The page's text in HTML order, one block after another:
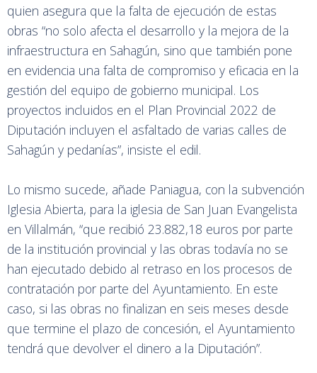
quien asegura que la falta de ejecución de estas
obras “no solo afecta el desarrollo y la mejora de la
infraestructura en Sahagún, sino que también pone
en evidencia una falta de compromiso y eficacia en la
gestión del equipo de gobierno municipal. Los
proyectos incluidos en el Plan Provincial 2022 de
Diputación incluyen el asfaltado de varias calles de
Sahagún y pedanías”, insiste el edil.
Lo mismo sucede, añade Paniagua, con la subvención
Iglesia Abierta, para la iglesia de San Juan Evangelista
en Villalmán, “que recibió 23.882,18 euros por parte
de la institución provincial y las obras todavía no se
han ejecutado debido al retraso en los procesos de
contratación por parte del Ayuntamiento. En este
caso, si las obras no finalizan en seis meses desde
que termine el plazo de concesión, el Ayuntamiento
tendrá que devolver el dinero a la Diputación”.